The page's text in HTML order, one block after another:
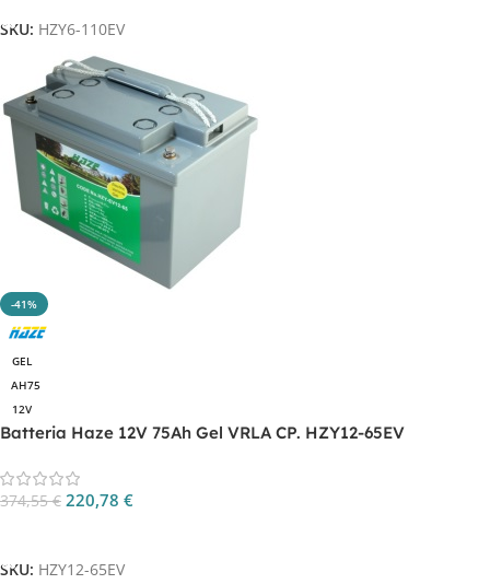
SKU: HZY6-110EV
-41%
GEL
AH75
12V
Batteria Haze 12V 75Ah Gel VRLA CP. HZY12-65EV
374,55€ 220,78 €
SKU: HZY12-65EV